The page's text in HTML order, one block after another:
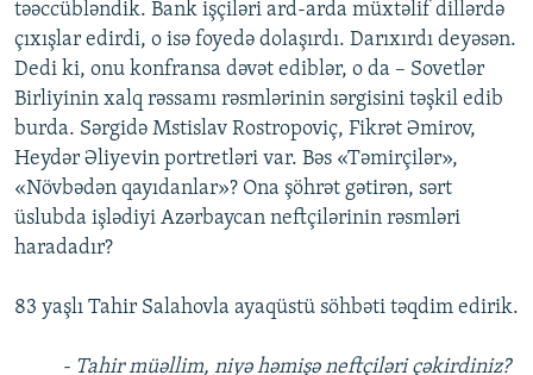
təəccübləndik. Bank işçiləri ard-arda müxtəlif dillərdə
çıxışlar edirdi, o isə foyedə dolaşırdı. Darıxırdı deyəsən.
Dedi ki, onu konfransa dəvət ediblər, o da – Sovetlər
Birliyinin xalq rəssamı rəsmlərinin sərgisini təşkil edib
burda. Sərgidə Mstislav Rostropoviç, Fikrət Əmirov,
Heydər Əliyevin portretləri var. Bəs «Təmirçilər»,
«Növbədən qayıdanlar»? Ona şöhrət gətirən, sərt
üslubda işlədiyi Azərbaycan neftçilərinin rəsmləri
haradadır?
83 yaşlı Tahir Salahovla ayaqüstü söhbəti təqdim edirik.
- Tahir müəllim, niyə həmişə neftçiləri çəkirdiniz?